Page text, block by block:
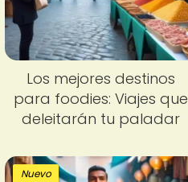
Los mejores destinos
para foodies: Viajes que
deleitarán tu paladar
Nuevo